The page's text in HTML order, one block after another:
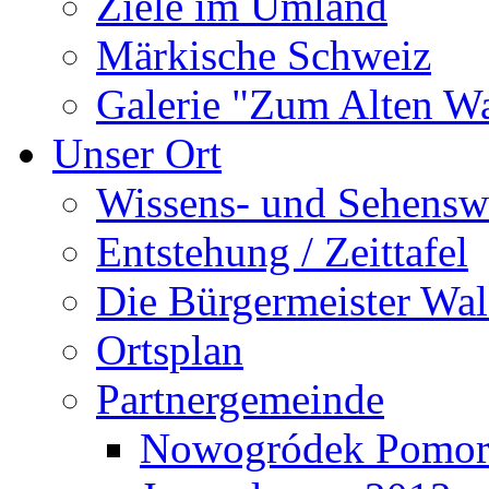
Märkische Schweiz
Galerie "Zum Alten
Unser Ort
Wissens- und
Entstehung / Zeittafel
Die Bürgermeister
Ortsplan
Partnergemeinde
Nowogródek